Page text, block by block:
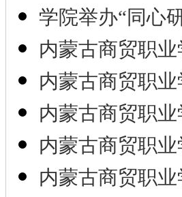
学院举办“同心
内蒙古商贸职
内蒙古商贸职
内蒙古商贸职
内蒙古商贸职
内蒙古商贸职